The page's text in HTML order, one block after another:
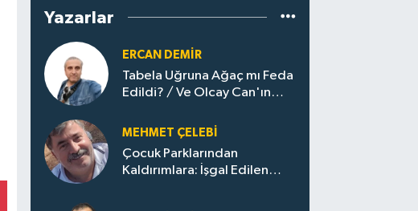
Yazarlar
ERCAN DEMIR
Tabela Uğruna Ağaç mı Feda
Edildi? / Ve Olcay Can'ın
MEHMET ÇELEBI
Çocuk Parklarından
Kaldırımlara: İşgal Edilen